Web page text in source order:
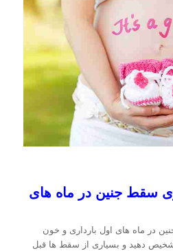
سقط جنین در ماه های
در ماه های اول بارداری و خون
دهید و بسیاری از سقط ها قبل